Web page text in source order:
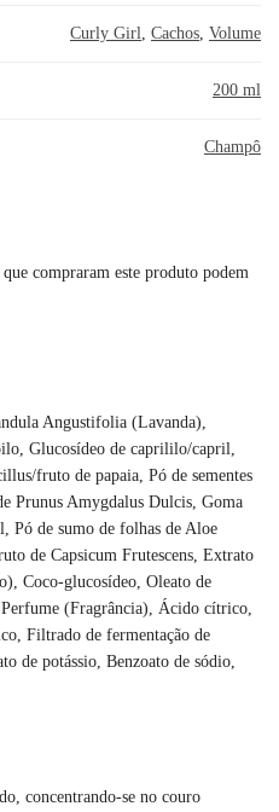
Curly Girl, Cachos, Volume
200 ml
Champô
compraram este produto podem
Angustifolia (Lavanda),
Glucosídeo de caprililo/capril,
fruto de papaia, Pó de sementes
Prunus Amygdalus Dulcis, Goma
Pó de sumo de folhas de Aloe
de Capsicum Frutescens, Extrato
Coco-glucosídeo, Oleato de
(Fragrância), Ácido cítrico,
Filtrado de fermentação de
de potássio, Benzoato de sódio,
concentrando-se no couro